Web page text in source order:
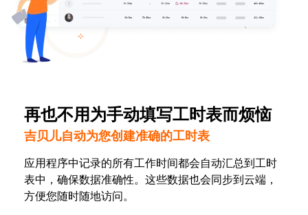
再也不用为手动填写工时表而烦恼
吉贝儿自动为您创建准确的工时表
应用程序中记录的所有工作时间都会自动汇总到工时
表中，确保数据准确性。这些数据也会同步到云端，
方便您随时随地访问。